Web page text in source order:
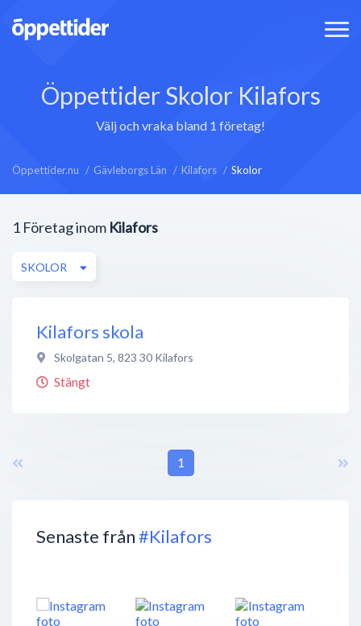
Öppettider Skolor Kilafors
Välj och vraka bland 1 företag!
Öppettider.nu Gävleborgs Län Kilafors Skolor
Senaste från#Kilafors
1 Företag inom Kilafors
SKOLOR
Kilafors skola
Skolgatan 5, 823 30 Kilafors
Stängt
1